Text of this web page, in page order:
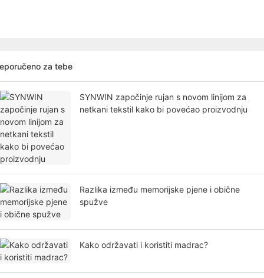
za tebe
SYNWIN započinje rujan s novom linijom za
netkani tekstil kako bi povećao proizvodnju
Razlika između memorijske pjene i obične
spužve
Kako održavati i koristiti madrac?